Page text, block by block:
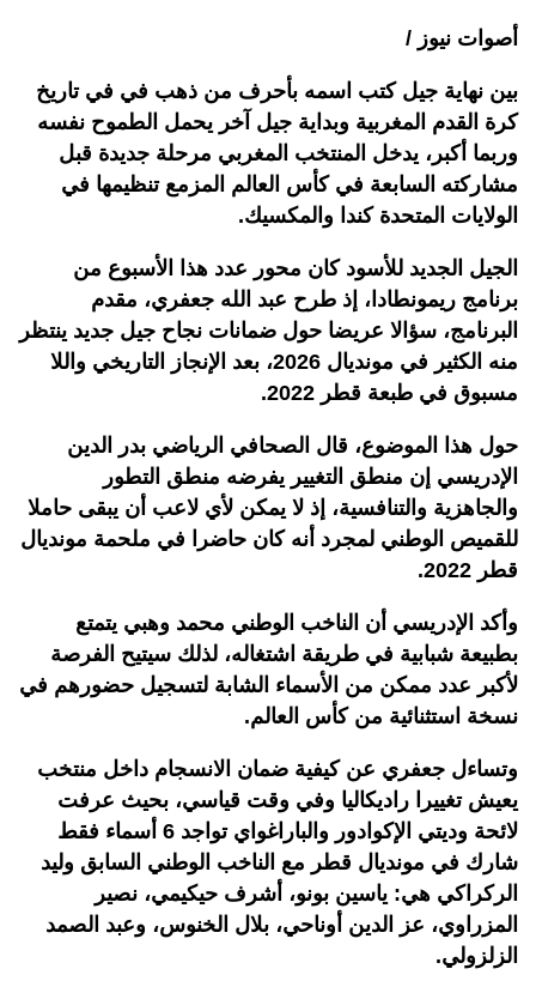
أصوات نيوز /
بين نهاية جيل كتب اسمه بأحرف من ذهب في في تاريخ
كرة القدم المغربية وبداية جيل آخر يحمل الطموح نفسه
وربما أكبر، يدخل المنتخب المغربي مرحلة جديدة قبل
مشاركته السابعة في كأس العالم المزمع تنظيمها في
الولايات المتحدة كندا والمكسيك.
الجيل الجديد للأسود كان محور عدد هذا الأسبوع من
برنامج ريمونطادا، إذ طرح عبد الله جعفري، مقدم
البرنامج، سؤالا عريضا حول ضمانات نجاح جيل جديد ينتظر
منه الكثير في مونديال 2026، بعد الإنجاز التاريخي واللا
مسبوق في طبعة قطر 2022.
حول هذا الموضوع، قال الصحافي الرياضي بدر الدين
الإدريسي إن منطق التغيير يفرضه منطق التطور
والجاهزية والتنافسية، إذ لا يمكن لأي لاعب أن يبقى حاملا
للقميص الوطني لمجرد أنه كان حاضرا في ملحمة مونديال
قطر 2022.
وأكد الإدريسي أن الناخب الوطني محمد وهبي يتمتع
بطبيعة شبابية في طريقة اشتغاله، لذلك سيتيح الفرصة
لأكبر عدد ممكن من الأسماء الشابة لتسجيل حضورهم في
نسخة استثنائية من كأس العالم.
وتساءل جعفري عن كيفية ضمان الانسجام داخل منتخب
يعيش تغييرا راديكاليا وفي وقت قياسي، بحيث عرفت
لائحة وديتي الإكوادور والباراغواي تواجد 6 أسماء فقط
شارك في مونديال قطر مع الناخب الوطني السابق وليد
الركراكي هي: ياسين بونو، أشرف حيكيمي، نصير
المزراوي، عز الدين أوناحي، بلال الخنوس، وعبد الصمد
الزلزولي.